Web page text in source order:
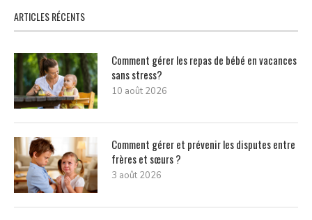
ARTICLES RÉCENTS
Comment gérer les repas de bébé en vacances
sans stress?
10 août 2026
Comment gérer et prévenir les disputes entre
frères et sœurs ?
3 août 2026